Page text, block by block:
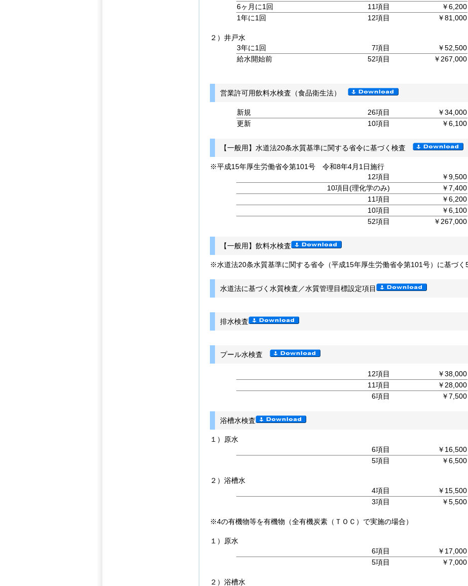
6ヶ月に1回
11項目
￥6,200
1年に1回
12項目 ￥81,000
２）井戸水
3年に1回
7項目
￥52,500
給水開始前
52項目 ￥267,000
営業許可用飲料水検査（食品衛生法）
新規 26項目
￥34,000
更新
10項目 ￥6,100
【一般用】水道法20条水質基準に関する省令に基づく検査
※平成15年厚生労働省令第101号 令和8年4月1日施行
12項目
￥9,500
10項目(理化学のみ)
￥7,400
11項目
￥6,200
10項目
￥6,100
52項目
￥267,000
【一般用】飲料水検査
※水道法20条水質基準に関する省令（平成15年厚生労働省令第101号）に基づく
水道法に基づく水質検査／水質管理目標設定項目
排水検査
プール水検査
12項目
￥38,000
11項目
￥28,000
6項目
￥7,500
浴槽水検査
１）原水
6項目
￥16,500
5項目
￥6,500
２）浴槽水
4項目
￥15,500
3項目
￥5,500
※4の有機物等を有機物（全有機炭素（ＴＯＣ）で実施の場合）
１）原水
6項目
￥17,000
5項目
￥7,000
２）浴槽水